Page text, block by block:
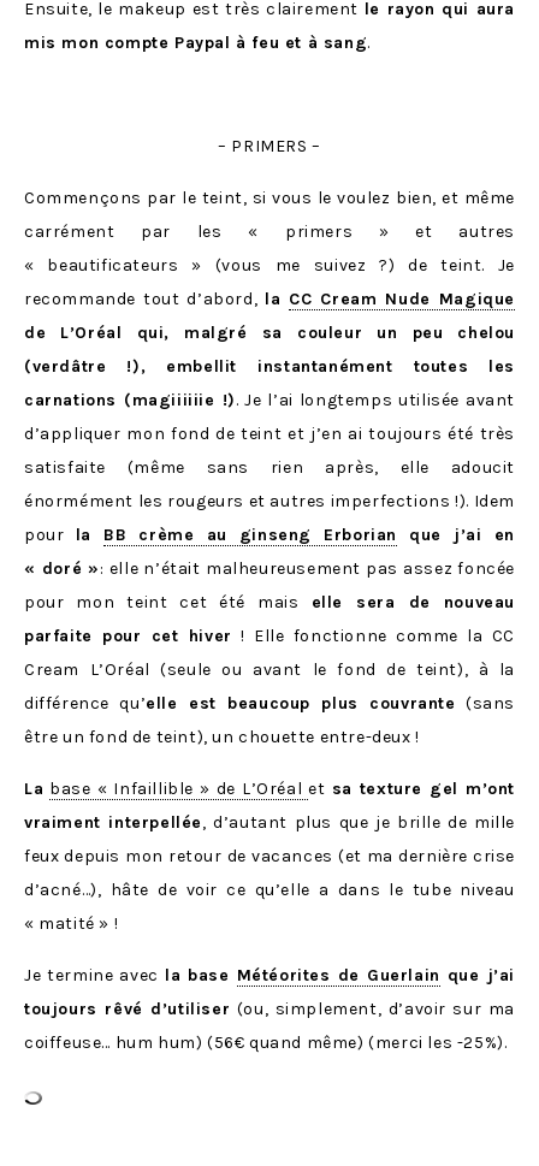
Ensuite, le makeup est très clairement le rayon qui aura
mis mon compte Paypal à feu et à sang.
– PRIMERS –
Commençons par le teint, si vous le voulez bien, et même
carrément par les « primers » et autres
« beautificateurs » (vous me suivez ?) de teint. Je
recommande tout d’abord, la CC Cream Nude Magique
de L’Oréal qui, malgré sa couleur un peu chelou
(verdâtre !), embellit instantanément toutes les
carnations (magiiiiiie !). Je l’ai longtemps utilisée avant
d’appliquer mon fond de teint et j’en ai toujours été très
satisfaite (même sans rien après, elle adoucit
énormément les rougeurs et autres imperfections !). Idem
pour la BB crème au ginseng Erborian
que j’ai en
« doré »: elle n’était malheureusement pas assez foncée
pour mon teint cet été mais elle sera de nouveau
parfaite pour cet hiver ! Elle fonctionne comme la CC
Cream L’Oréal (seule ou avant le fond de teint), à la
différence qu’elle est beaucoup plus couvrante (sans
être un fond de teint), un chouette entre-deux !
La base « Infaillible » de L’Oréalet sa texture gel m’ont
vraiment interpellée, d’autant plus que je brille de mille
feux depuis mon retour de vacances (et ma dernière crise
d’acné…), hâte de voir ce qu’elle a dans le tube niveau
« matité » !
Je termine avec la base Météorites de Guerlain que j’ai
toujours rêvé d’utiliser (ou, simplement, d’avoir sur ma
coiffeuse… hum hum) (56€ quand même) (merci les -25%).